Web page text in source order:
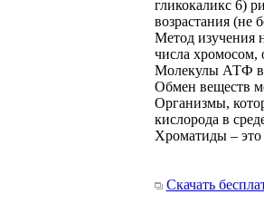
гликокаликс 6)
возрастания (не
Метод изучения
числа хромосом,
Молекулы АТФ
Обмен веществ
Организмы,
кислорода в
Хроматиды – это
Скачать